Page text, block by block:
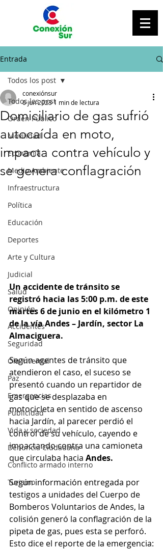
Entrada
Todos los post
Orden Público
Movilidad
Economía
Medio Ambiente
Infraestructura
Política
Educación
Deportes
Arte y Cultura
Judicial
Salud
Opinión
Accidentes
Seguridad
Ola Invernal
Paz
Emergencias
Publicidad
Vida y sociedad
Denuncia Ciudadana
Conflicto armado interno
Turismo
Todos los post
Domiciliario de gas sufrió
autocaída en moto,
impacta contra vehículo y
se genera conflagración
conexiónsur
6 jun 20231 min de lectura
Un accidente de tránsito se
registró hacia las 5:00 p.m. de este
martes 6 de junio en el kilómetro 1
de la vía Andes – Jardín, sector La
Almaciguera.
Según agentes de tránsito que
atendieron el caso, el suceso se
presentó cuando un repartidor de
gas que se desplazaba en
motocicleta en sentido de ascenso
hacia Jardín, al parecer perdió el
control de su vehículo, cayendo e
impactando contra una camioneta
que circulaba hacia Andes.
Según información entregada por
testigos a unidades del Cuerpo de
Bomberos Voluntarios de Andes, la
colisión generó la conflagración de la
pipeta de gas, pues esta se perforó.
Esto dice el reporte de la emergencia: